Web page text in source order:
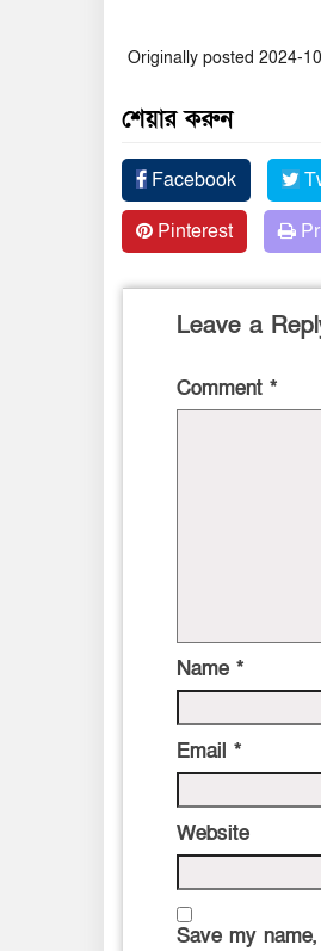
Originally posted 2024-
শেয়ার করুন
Facebook
Pinterest
Leave a
Comment *
Name *
Email *
Website
Save my